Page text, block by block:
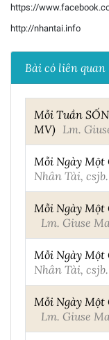
https://
http://nhantai.info
Bài có liên quan
Mỗi Tuần
MV) Lm.
Mỗi Ngày Một
Nhân Tài, csjb.
Mỗi Ngày Một
Lm. Giuse
Mỗi Ngày Một
Nhân Tài, csjb.
Mỗi Ngày Một
Lm. Giuse